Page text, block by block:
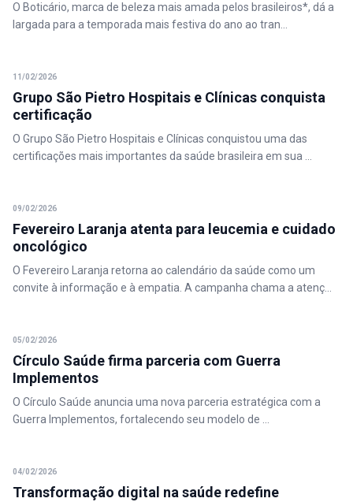
O Boticário, marca de beleza mais amada pelos brasileiros*, dá a
largada para a temporada mais festiva do ano ao tran...
11/02/2026
Grupo São Pietro Hospitais e Clínicas conquista
certificação
O Grupo São Pietro Hospitais e Clínicas conquistou uma das
certificações mais importantes da saúde brasileira em sua ...
09/02/2026
Fevereiro Laranja atenta para leucemia e cuidado
oncológico
O Fevereiro Laranja retorna ao calendário da saúde como um
convite à informação e à empatia. A campanha chama a atenç...
05/02/2026
Círculo Saúde firma parceria com Guerra
Implementos
O Círculo Saúde anuncia uma nova parceria estratégica com a
Guerra Implementos, fortalecendo seu modelo de ...
04/02/2026
Transformação digital na saúde redefine